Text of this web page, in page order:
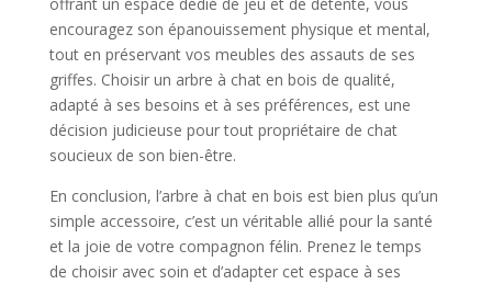
offrant un espace dédié de jeu et de détente, vous
encouragez son épanouissement physique et mental,
tout en préservant vos meubles des assauts de ses
griffes. Choisir un arbre à chat en bois de qualité,
adapté à ses besoins et à ses préférences, est une
décision judicieuse pour tout propriétaire de chat
soucieux de son bien-être.
En conclusion, l’arbre à chat en bois est bien plus qu’un
simple accessoire, c’est un véritable allié pour la santé
et la joie de votre compagnon félin. Prenez le temps
de choisir avec soin et d’adapter cet espace à ses